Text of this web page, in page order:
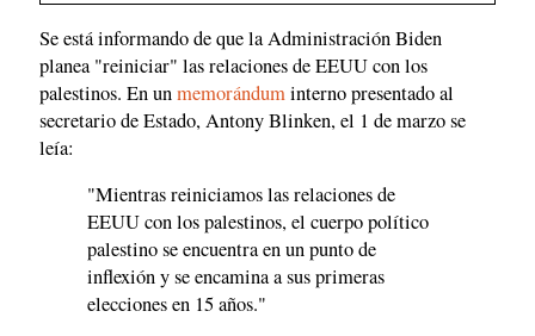
Se está informando de que la Administración Biden
planea "reiniciar" las relaciones de EEUU con los
palestinos. En unmemoránduminterno presentado al
secretario de Estado, Antony Blinken, el 1 de marzo se
leía:
"Mientras reiniciamos las relaciones de
EEUU con los palestinos, el cuerpo político
palestino se encuentra en un punto de
inflexión y se encamina a sus primeras
elecciones en 15 años."